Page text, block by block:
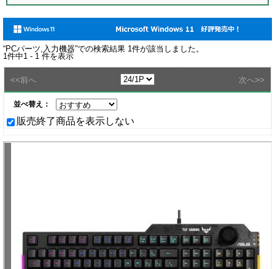
“PCパーツ,入力機器”での検索結果 1件が該当しました。
1件中1 - 1 件を表示
<<前へ 次へ>>
並べ替え：
販売終了商品を表示しない